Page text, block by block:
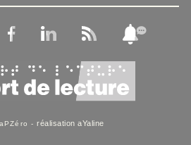
-réalisation aYaline